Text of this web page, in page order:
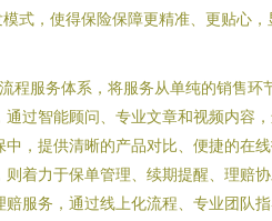
式，使得保险保障更精准、更贴心，
程服务体系，将服务从单纯的销售环
过智能顾问、专业文章和视频内容
，提供清晰的产品对比、便捷的在
着力于保单管理、续期提醒、理赔
服务，通过线上化流程、专业团队